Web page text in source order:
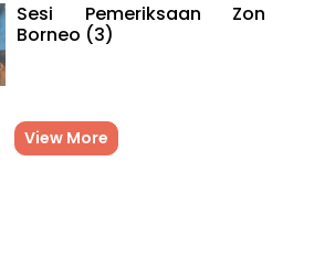
Sesi Pemeriksaan Zon
Borneo (3)
View More